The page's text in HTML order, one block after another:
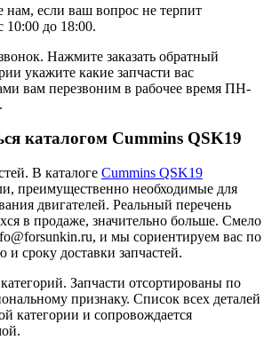
нам, если ваш вопрос не терпит
до 18:00.
Нажмите заказать обратный
укажите какие запчасти вас
вам перезвоним в рабочее время ПН-
каталогом Cummins QSK19
В каталоге Cummins QSK19
преимущественно необходимые для
двигателей. Реальный перечень
в продаже, значительно больше. Смело
и мы сориентируем вас по
сроку доставки запчастей.
Запчасти отсортированы по
признаку. Список всех деталей
категории и сопровождается